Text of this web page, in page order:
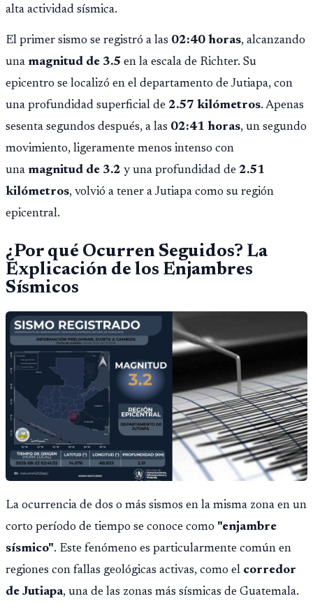
alta actividad sísmica.
El primer sismo se registró a las 02:40 horas, alcanzando
una magnitud de 3.5 en la escala de Richter. Su
epicentro se localizó en el departamento de Jutiapa, con
una profundidad superficial de 2.57 kilómetros. Apenas
sesenta segundos después, a las 02:41 horas, un segundo
movimiento, ligeramente menos intenso con
una magnitud de 3.2 y una profundidad de 2.51
kilómetros, volvió a tener a Jutiapa como su región
epicentral.
¿Por qué Ocurren Seguidos? La
Explicación de los Enjambres
Sísmicos
La ocurrencia de dos o más sismos en la misma zona en un
corto período de tiempo se conoce como "enjambre
sísmico". Este fenómeno es particularmente común en
regiones con fallas geológicas activas, como el corredor
de Jutiapa, una de las zonas más sísmicas de Guatemala.